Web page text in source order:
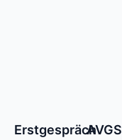
ErstgesprächAVGS